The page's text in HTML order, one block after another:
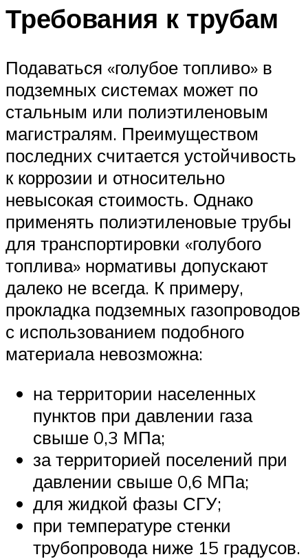
Требования к трубам
Подаваться «голубое топливо» в
подземных системах может по
стальным или полиэтиленовым
магистралям. Преимуществом
последних считается устойчивость
к коррозии и относительно
невысокая стоимость. Однако
применять полиэтиленовые трубы
для транспортировки «голубого
топлива» нормативы допускают
далеко не всегда. К примеру,
прокладка подземных газопроводов
с использованием подобного
материала невозможна:
на территории населенных
пунктов при давлении газа
свыше 0,3 МПа;
за территорией поселений при
давлении свыше 0,6 МПа;
для жидкой фазы СГУ;
при температуре стенки
трубопровода ниже 15 градусов.